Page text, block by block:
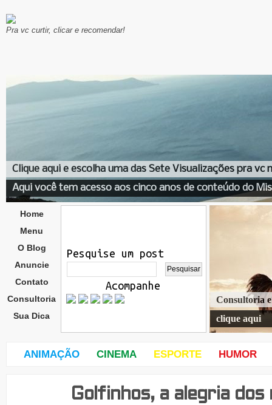
Pra vc curtir, clicar e recomendar!
Clique aqui e escolha uma das Sete Visualizações pra vc
Aqui você tem acesso aos cinco anos de conteúdo do
Home
Menu
O Blog
Anuncie
Contato
Consultoria
Sua Dica
Pesquise um post
Acompanhe
Consultoria
clique aqui
ANIMAÇÃO CINEMA ESPORTE HUMOR
Golfinhos, a alegria dos